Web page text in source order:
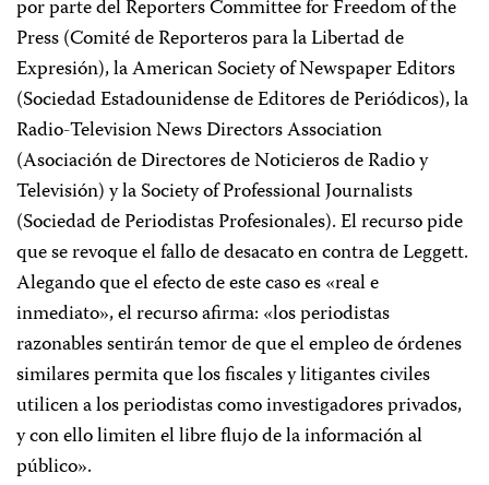
por parte del Reporters Committee for Freedom of the
Press (Comité de Reporteros para la Libertad de
Expresión), la American Society of Newspaper Editors
(Sociedad Estadounidense de Editores de Periódicos), la
Radio-Television News Directors Association
(Asociación de Directores de Noticieros de Radio y
Televisión) y la Society of Professional Journalists
(Sociedad de Periodistas Profesionales). El recurso pide
que se revoque el fallo de desacato en contra de Leggett.
Alegando que el efecto de este caso es «real e
inmediato», el recurso afirma: «los periodistas
razonables sentirán temor de que el empleo de órdenes
similares permita que los fiscales y litigantes civiles
utilicen a los periodistas como investigadores privados,
y con ello limiten el libre flujo de la información al
público».